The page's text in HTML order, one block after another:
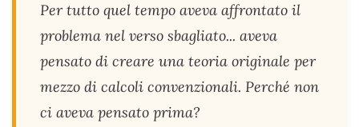
Per tutto quel tempo aveva affrontato il
problema nel verso sbagliato... aveva
pensato di creare una teoria originale per
mezzo di calcoli convenzionali. Perché non
ci aveva pensato prima?